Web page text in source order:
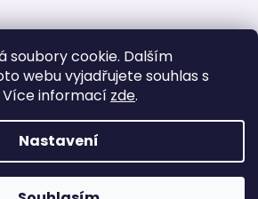
soubory cookie. Dalším
webu vyjadřujete souhlas s
Více informací zde.
Nastavení
. Všechna práva vyhrazena.Upravit